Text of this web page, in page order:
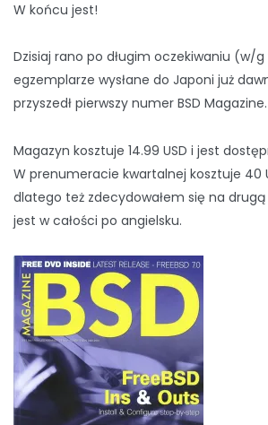
W końcu jest!
Dzisiaj rano po długim oczekiwaniu (w/
egzemplarze wysłane do Japoni już
przyszedł pierwszy numer BSD Magazine.
Magazyn kosztuje 14.99 USD i jest
W prenumeracie kwartalnej kosztuje 40
dlatego też zdecydowałem się na
jest w całości po angielsku.